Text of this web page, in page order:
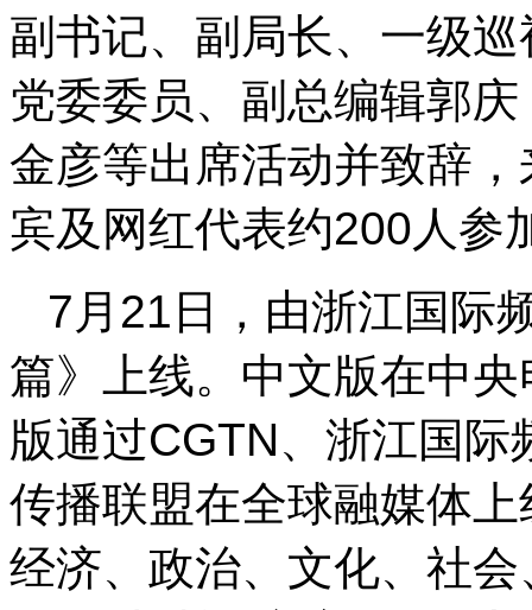
副书记、副局长、一级
党委委员、副总编辑郭
金彦等出席活动并致辞
宾及网红代表约200人参
7月21日，由浙江国际
篇》上线。中文版在中
版通过CGTN、浙江国
传播联盟在全球融媒体
经济、政治、文化、社